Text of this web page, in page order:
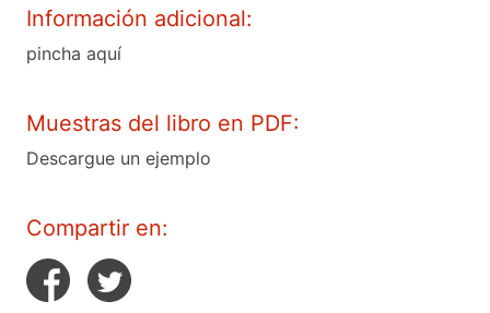
Información adicional:
pincha aquí
Muestras del libro en PDF:
Descargue un ejemplo
Compartir en: